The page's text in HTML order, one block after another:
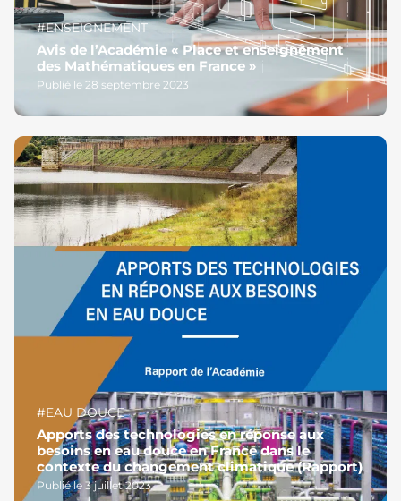
#ENSEIGNEMENT
Avis de l’Académie « Place et enseignement
des Mathématiques en France »
Publié le 28 septembre 2023
#EAU DOUCE
Apports des technologies en réponse aux
besoins en eau douce en France dans le
contexte du changement climatique (Rapport)
Publié le 3 juillet 2023